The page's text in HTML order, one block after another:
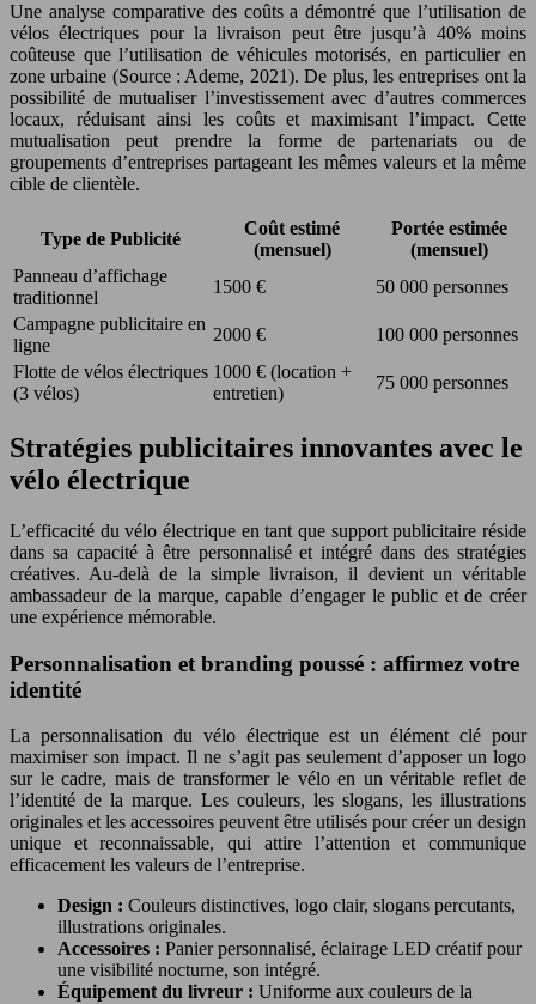
Une analyse comparative des coûts a démontré que l’utilisation de
vélos électriques pour la livraison peut être jusqu’à 40% moins
coûteuse que l’utilisation de véhicules motorisés, en particulier en
zone urbaine (Source : Ademe, 2021). De plus, les entreprises ont la
possibilité de mutualiser l’investissement avec d’autres commerces
locaux, réduisant ainsi les coûts et maximisant l’impact. Cette
mutualisation peut prendre la forme de partenariats ou de
groupements d’entreprises partageant les mêmes valeurs et la même
cible de clientèle.
Type de Publicité
Coût estimé
(mensuel)
Portée estimée
(mensuel)
Panneau d’affichage
traditionnel
1500 €
50 000 personnes
Campagne publicitaire en
ligne
2000 €
100 000 personnes
Flotte de vélos électriques
(3 vélos)
1000 € (location +
entretien)
75 000 personnes
Stratégies publicitaires innovantes avec le
vélo électrique
L’efficacité du vélo électrique en tant que support publicitaire réside
dans sa capacité à être personnalisé et intégré dans des stratégies
créatives. Au-delà de la simple livraison, il devient un véritable
ambassadeur de la marque, capable d’engager le public et de créer
une expérience mémorable.
Personnalisation et branding poussé : affirmez votre
identité
La personnalisation du vélo électrique est un élément clé pour
maximiser son impact. Il ne s’agit pas seulement d’apposer un logo
sur le cadre, mais de transformer le vélo en un véritable reflet de
l’identité de la marque. Les couleurs, les slogans, les illustrations
originales et les accessoires peuvent être utilisés pour créer un design
unique et reconnaissable, qui attire l’attention et communique
efficacement les valeurs de l’entreprise.
Design : Couleurs distinctives, logo clair, slogans percutants,
illustrations originales.
Accessoires : Panier personnalisé, éclairage LED créatif pour
une visibilité nocturne, son intégré.
Équipement du livreur : Uniforme aux couleurs de la